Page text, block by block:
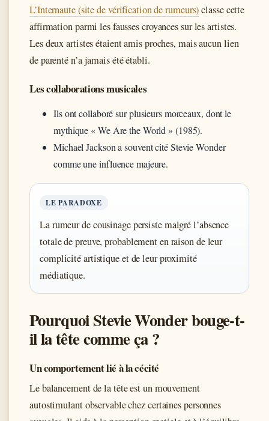
L’Internaute (site de vérification de rumeurs)classe cette
affirmation parmi les fausses croyances sur les artistes.
Les deux artistes étaient amis proches, mais aucun lien
de parenté n’a jamais été établi.
Les collaborations musicales
Ils ont collaboré sur plusieurs morceaux, dont le
mythique « We Are the World » (1985).
Michael Jackson a souvent cité Stevie Wonder
comme une influence majeure.
LE PARADOXE
La rumeur de cousinage persiste malgré l’absence
totale de preuve, probablement en raison de leur
complicité artistique et de leur proximité
médiatique.
Pourquoi Stevie Wonder bouge-t-
il la tête comme ça ?
Un comportement lié à la cécité
Le balancement de la tête est un mouvement
autostimulant observable chez certaines personnes